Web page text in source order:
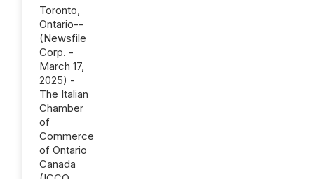
Toronto,
Ontario--
(Newsfile
Corp. -
March 17,
2025) -
The Italian
Chamber
of
Commerce
of Ontario
Canada